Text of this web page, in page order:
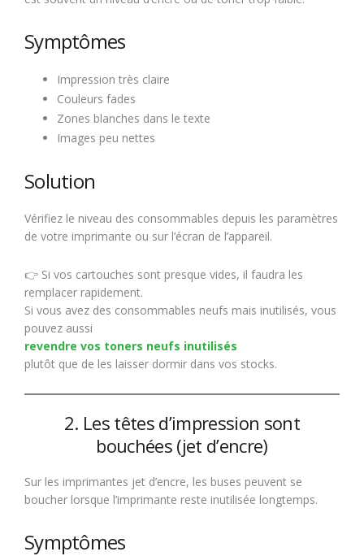
Symptômes
Impression très claire
Couleurs fades
Zones blanches dans le texte
Images peu nettes
Solution
Vérifiez le niveau des consommables depuis les paramètres
de votre imprimante ou sur l’écran de l’appareil.
👉 Si vos cartouches sont presque vides, il faudra les
remplacer rapidement.
Si vous avez des consommables neufs mais inutilisés, vous
pouvez aussi
revendre vos toners neufs inutilisés
plutôt que de les laisser dormir dans vos stocks.
2. Les têtes d’impression sont
bouchées (jet d’encre)
Sur les imprimantes jet d’encre, les buses peuvent se
boucher lorsque l’imprimante reste inutilisée longtemps.
Symptômes